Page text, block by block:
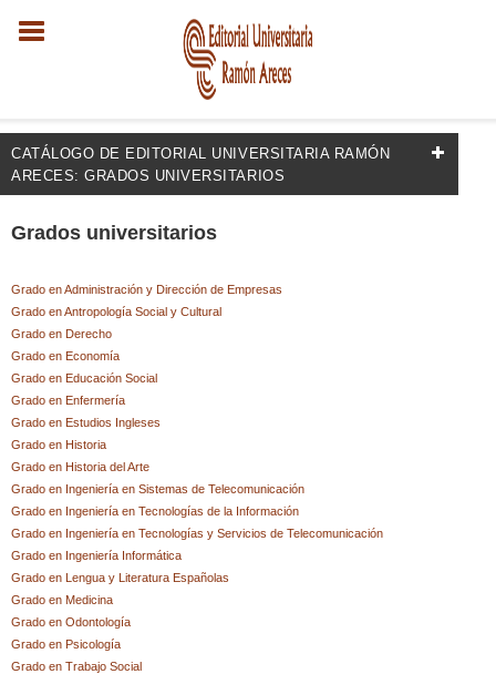
CATÁLOGO DE EDITORIAL UNIVERSITARIA RAMÓN
ARECES: GRADOS UNIVERSITARIOS
FILTRADO POR:
Industria editorial y periodismo
MATERIAS
Noticias y periodismo
CATEGORÍAS
Curso de acceso
Grados universitarios
Máster
Otros estudios
Grados universitarios
Grado en Administración y Dirección de Empresas
Grado en Antropología Social y Cultural
Grado en Derecho
Grado en Economía
Grado en Educación Social
Grado en Enfermería
Grado en Estudios Ingleses
Grado en Historia
Grado en Historia del Arte
Grado en Ingeniería en Sistemas de Telecomunicación
Grado en Ingeniería en Tecnologías de la Información
Grado en Ingeniería en Tecnologías y Servicios de Telecomunicación
Grado en Ingeniería Informática
Grado en Lengua y Literatura Españolas
Grado en Medicina
Grado en Odontología
Grado en Psicología
Grado en Trabajo Social